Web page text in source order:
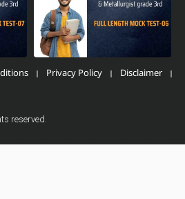
Privacy Policy
Disclaimer
reserved.